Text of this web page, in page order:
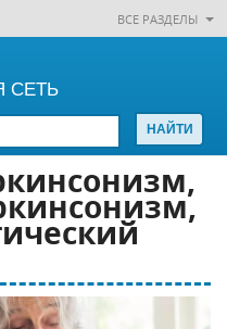
ВСЕ РАЗДЕЛЫ
СЕТЬ